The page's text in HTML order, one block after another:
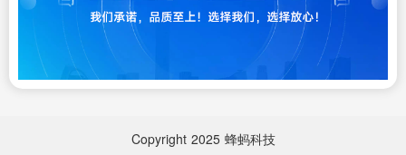
Copyright 2025 蜂蚂科技